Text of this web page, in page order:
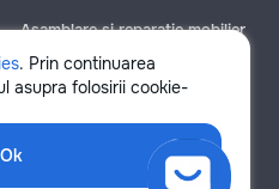
. Prin continuarea
asupra folosirii cookie-
Ok
Asamblare și reparație mobilier
Chișinău
Botanica